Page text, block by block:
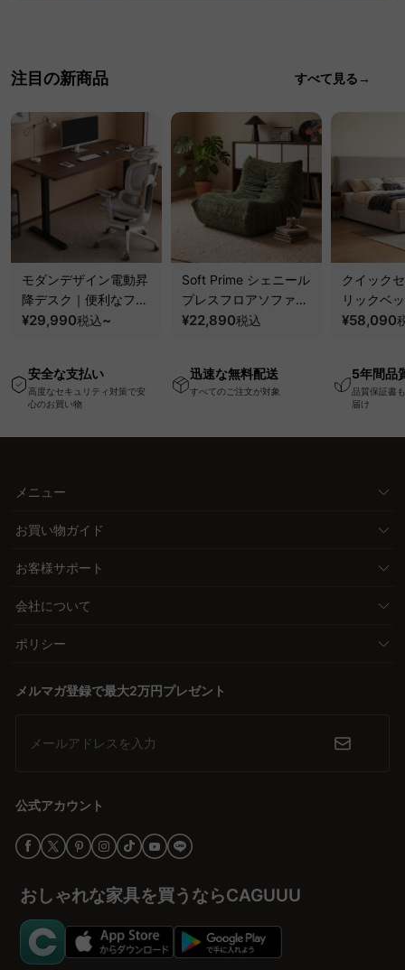
注目の新商品 すべて見る→
モダンデザイン電動昇
降デスク｜便利なフッ
ク・コンセント・
ー機能搭載ワークデス
ク
¥29,990税込~
Soft Prime シェニール
プレスフロアソファ｜
圧縮梱包で搬入しやす
ァ
¥22,890税込
クイック
リックベ
要で組み
¥58,090
安全な支払い
高度なセキュリティ対策で安
心のお買い物
迅速な無料配送
すべてのご注文が対象
5年間品
品質保証書
届け
メニュー
お買い物ガイド
お客様サポート
会社について
ポリシー
メルマガ登録で最大2万円プレゼント
メールアドレスを入力
公式アカウント
おしゃれな家具を買うならCAGUUU